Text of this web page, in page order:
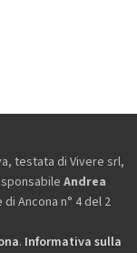
testata di Vivere srl,
Andrea
Ancona n° 4 del 2
. Informativa sulla